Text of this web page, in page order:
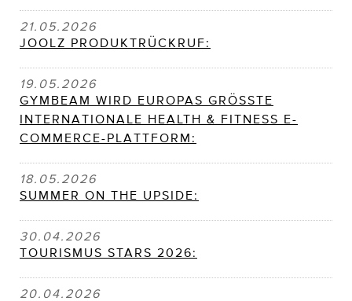
21.05.2026
JOOLZ PRODUKTRÜCKRUF:
19.05.2026
GYMBEAM WIRD EUROPAS GRÖSSTE
INTERNATIONALE HEALTH & FITNESS E-
COMMERCE-PLATTFORM:
18.05.2026
SUMMER ON THE UPSIDE:
30.04.2026
TOURISMUS STARS 2026:
20.04.2026